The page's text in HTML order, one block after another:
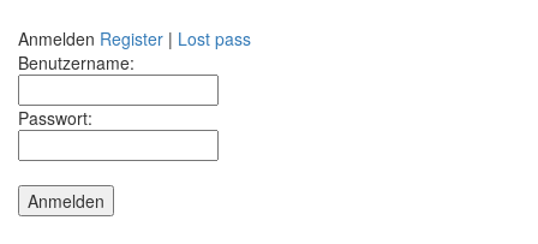
Anmelden Register | Lost pass
Benutzername:
Passwort: